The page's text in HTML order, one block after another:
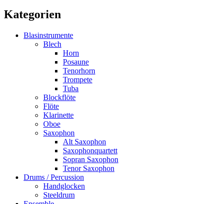
Kategorien
Blasinstrumente
Blech
Horn
Posaune
Tenorhorn
Trompete
Tuba
Blockflöte
Flöte
Klarinette
Oboe
Saxophon
Alt Saxophon
Saxophonquartett
Sopran Saxophon
Tenor Saxophon
Drums / Percussion
Handglocken
Steeldrum